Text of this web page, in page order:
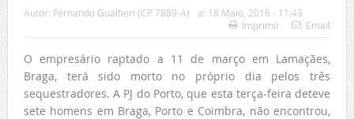
Autor: Fernando Gualtieri (CP 7889-A) a: 18 Maio, 2016 - 11:43
Imprimir
Email
O empresário raptado a 11 de março em Lamaçães,
Braga, terá sido morto no próprio dia pelos três
sequestradores. A PJ do Porto, que esta terça-feira deteve
sete homens em Braga, Porto e Coimbra, não encontrou,